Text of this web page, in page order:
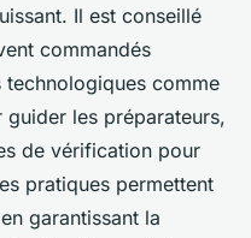
Il est conseillé
commandés
technologiques comme
les préparateurs,
de vérification pour
pratiques permettent
garantissant la